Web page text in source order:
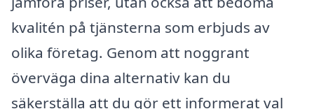
kvalitén på tjänsterna som erbjuds av
olika företag. Genom att noggrant
överväga dina alternativ kan du
säkerställa att du gör ett informerat val